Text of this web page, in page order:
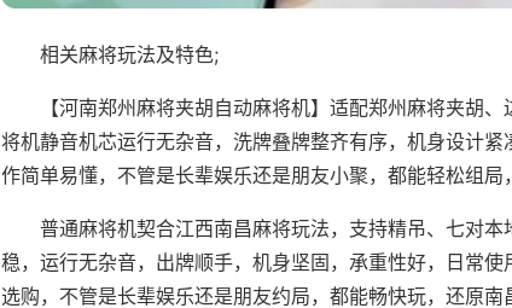
相关麻将玩法及特色;
【河南郑州麻将夹胡自动麻将机】适配郑州麻将夹胡
将机静音机芯运行无杂音，洗牌叠牌整齐有序，机身设计
作简单易懂，不管是长辈娱乐还是朋友小聚，都能轻松组局
普通麻将机契合江西南昌麻将玩法，支持精吊、七对
稳，运行无杂音，出牌顺手，机身坚固，承重性好，日常
选购，不管是长辈娱乐还是朋友约局，都能畅快玩，还原南